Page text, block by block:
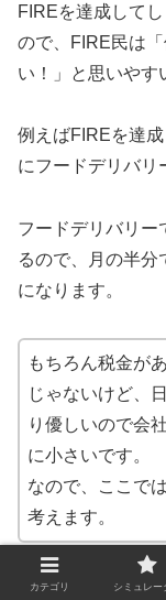
FIREを達成して
ので、FIRE民は
い！」と思いやす
例えばFIREを達
にフードデリバリ
フードデリバリー
るので、月の半分
になります。
もちろん税金が
じゃないけど、
り優しいので会
に小さいです。
なので、ここで
考えます。
そして、毎月7万
カテゴリ シミュレー